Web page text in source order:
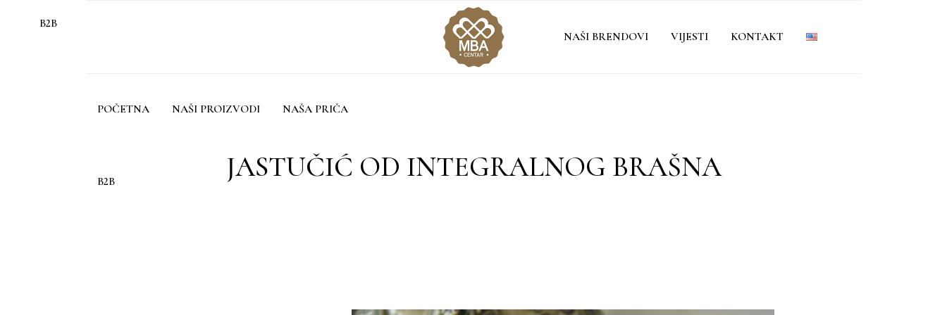
POČETNA NAŠI PROIZVODI NAŠA PRIČA
B2B
NAŠI BRENDOVI VIJESTI KONTAKT
B2B
JASTUČIĆ OD INTEGRALNOG BRAŠNA